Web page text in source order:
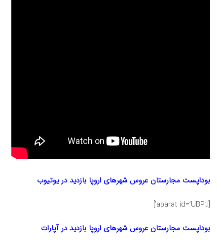
بوداپست مجارستان عروس شهرهای اروپا بازدید در یوتیوب
[aparat id=’UBPti’]
بوداپست مجارستان عروس شهرهای اروپا بازدید در آپارات